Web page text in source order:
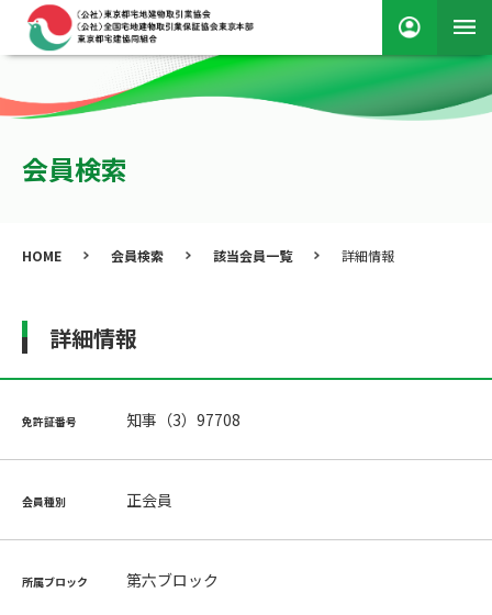
会員検索
HOME 会員検索 該当会員一覧 詳細情報
詳細情報
免許証番号 知事（3）97708
会員種別 正会員
所属ブロック 第六ブロック